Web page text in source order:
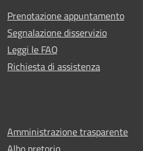
Prenotazione appuntamento
Segnalazione disservizio
Leggi le FAQ
Richiesta di assistenza
Amministrazione trasparente